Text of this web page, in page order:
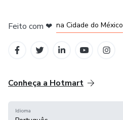
Feito com ❤ na Cidade do México
Conheça a Hotmart
Idioma